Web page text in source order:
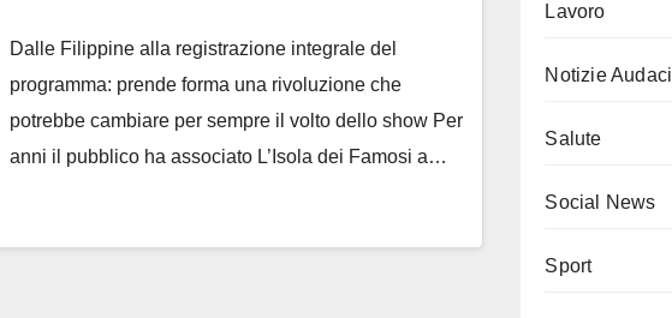
svolta
Dalle Filippine alla registrazione integrale del
programma: prende forma una rivoluzione che
potrebbe cambiare per sempre il volto dello show Per
anni il pubblico ha associato L’Isola dei Famosi a…
Lavoro
Notizie Audaci
Salute
Social News
Sport